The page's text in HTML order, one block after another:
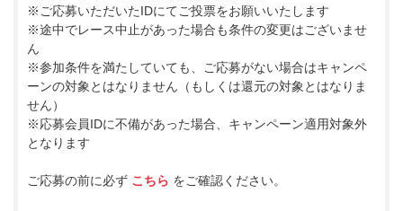
※ご応募いただいたIDにてご投票をお願いいたします
※途中でレース中止があった場合も条件の変更はございませ
ん
※参加条件を満たしていても、ご応募がない場合はキャンペ
ーンの対象とはなりません（もしくは還元の対象とはなりま
せん）
※応募会員IDに不備があった場合、キャンペーン適用対象外
となります
ご応募の前に必ず こちら をご確認ください。